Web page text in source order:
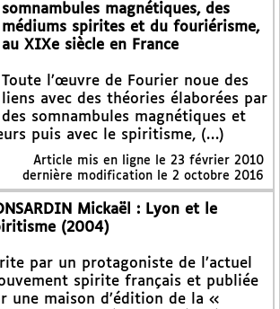
somnambules magnétiques, des
médiums spirites et du fouriérisme,
au XIXe siècle en France
Toute l’œuvre de Fourier noue des
liens avec des théories élaborées par
des somnambules magnétiques et
puis avec le spiritisme, (…)
Article mis en ligne le 23 février 2010
dernière modification le 2 octobre 2016
Mickaël : Lyon et le
(2004)
par un protagoniste de l’actuel
spirite français et publiée
une maison d’édition de la «